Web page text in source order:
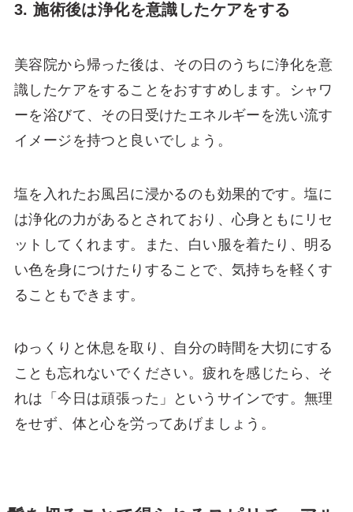
3. 施術後は浄化を意識したケアをする
美容院から帰った後は、その日のうちに浄化を意
識したケアをすることをおすすめします。シャワ
ーを浴びて、その日受けたエネルギーを洗い流す
イメージを持つと良いでしょう。
塩を入れたお風呂に浸かるのも効果的です。塩に
は浄化の力があるとされており、心身ともにリセ
ットしてくれます。また、白い服を着たり、明る
い色を身につけたりすることで、気持ちを軽くす
ることもできます。
ゆっくりと休息を取り、自分の時間を大切にする
ことも忘れないでください。疲れを感じたら、そ
れは「今日は頑張った」というサインです。無理
をせず、体と心を労ってあげましょう。